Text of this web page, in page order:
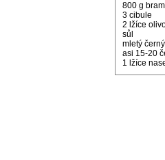
800 g
3 cibule
2 lžíce
sůl
mletý
asi 15-20
1 lžíce